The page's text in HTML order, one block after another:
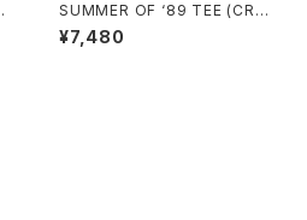
SUMMER OF ‘89 TEE (CRE
AM)
¥7,480